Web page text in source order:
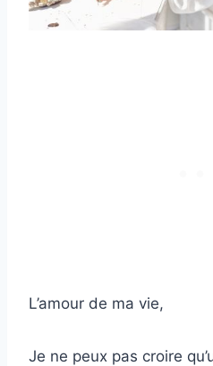
L’amour de ma vie,
Je ne peux pas croire